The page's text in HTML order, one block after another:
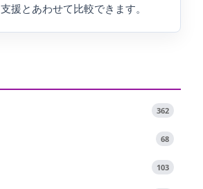
援とあわせて比較できます。
362
68
103